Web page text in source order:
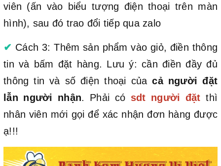
viên (ấn vào biểu tượng điện thoại trên màn
hình), sau đó trao đổi tiếp qua zalo
✔ Cách 3: Thêm sản phẩm vào giỏ, điền thông
tin và bấm đặt hàng. Lưu ý: cần điền đầy đủ
thông tin và số điện thoại củacả người đặt
lẫn người nhận. Phải có sdt người đặt thì
nhân viên mới gọi để xác nhận đơn hàng được
ạ!!!